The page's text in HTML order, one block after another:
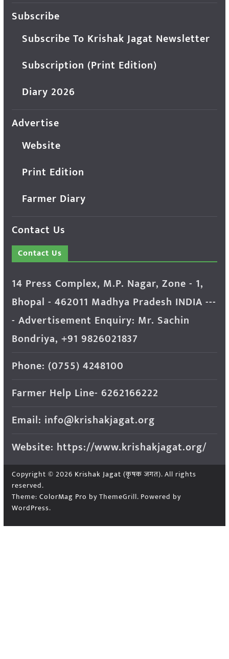
Subscribe
Subscribe To Krishak Jagat Newsletter
Subscription (Print Edition)
Diary 2026
Advertise
Website
Print Edition
Farmer Diary
Contact Us
Contact Us
14 Press Complex, M.P. Nagar, Zone - 1,
Bhopal - 462011 Madhya Pradesh INDIA ---
- Advertisement Enquiry: Mr. Sachin
Bondriya, +91 9826021837
Phone: (0755) 4248100
Farmer Help Line- 6262166222
Email: info@krishakjagat.org
Website: https://www.krishakjagat.org/
Copyright © 2026 Krishak Jagat (कृषक जगत). All rights
reserved.
Theme: ColorMag Pro by ThemeGrill. Powered by
WordPress.